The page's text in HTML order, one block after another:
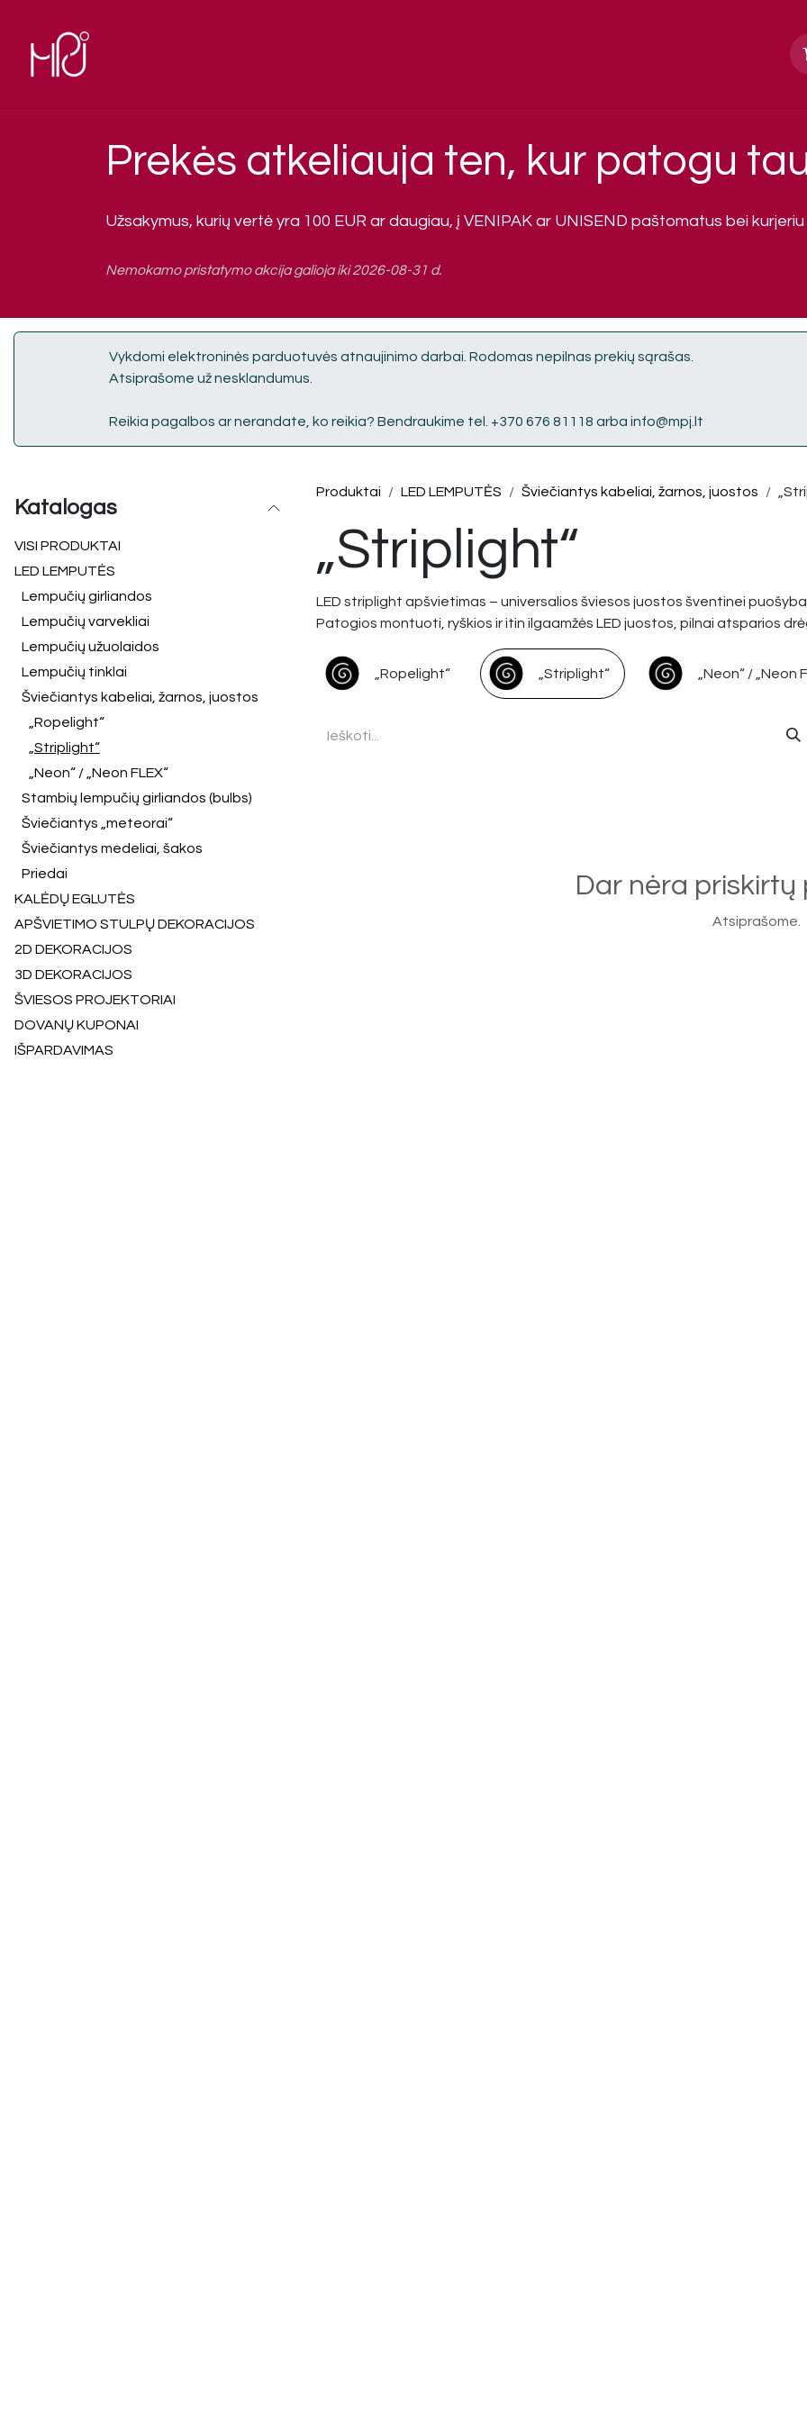
Prekės atkeliauja ten, kur patogu
Užsakymus, kurių vertė yra 100 EUR ar daugiau, į VENIPAK ar UNISEND paštomatus bei
Nemokamo pristatymo akcija galioja iki 2026-08-31 d.
Vykdomi elektroninės parduotuvės atnaujinimo darbai. Rodomas nepilnas prekių sąrašas.
Atsiprašome už nesklandumus.
Reikia pagalbos ar nerandate, ko reikia? Bendraukime tel. +370 676 81118 arba info@mpj.lt
Katalogas
VISI PRODUKT​AI
LED LEMPUTĖS
Lempučių girliandos
Lempučių varvekliai
Lempučių užuolaidos
Lempučių tinklai
Šviečiantys kabeliai, žarnos, juostos
„Ropelight“
„Striplight“
„Neon“ / „Neon FLEX“
Stambių lempučių girliandos (bulbs)
Šviečiantys „meteorai“
Šviečiantys medeliai, šakos
Priedai
KALĖDŲ EGLUTĖS
APŠVIETIMO STULPŲ DEKORACIJOS
2D DEKORACIJOS
3D DEKORACIJOS
ŠVIESOS PROJEKTORIAI
DOVANŲ KUPONAI
IŠPARDAVIMAS
Produktai LED LEMPUTĖS Šviečiantys kabeliai, žarnos, juostos
„Striplight“
LED striplight apšvietimas – universalios šviesos juostos šventinei
Patogios montuoti, ryškios ir itin ilgaamžės LED juostos, pilnai atsparios
„Ropelight“ „Striplight“ „Neon“ / „Neon
Dar nėra priskirtų
Atsiprašome.